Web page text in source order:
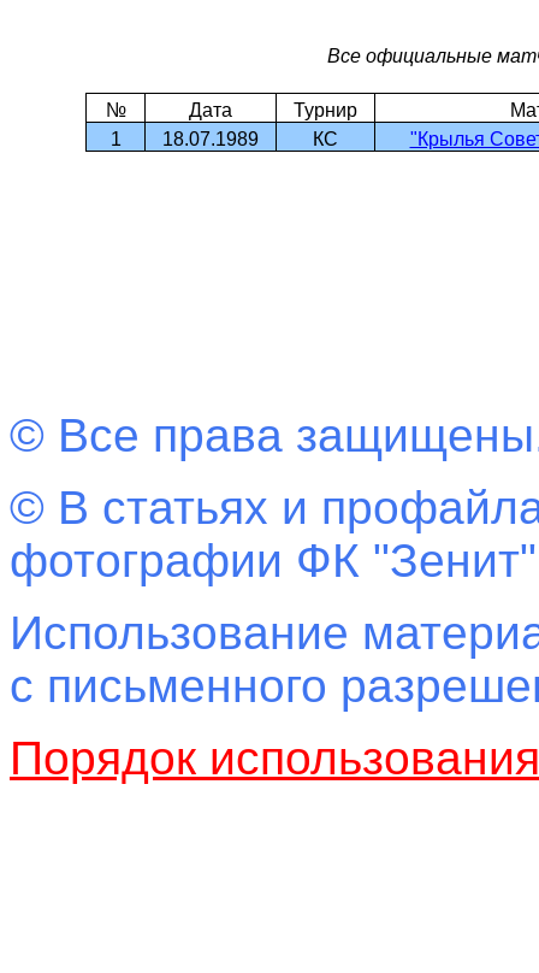
Все официальные
№ Дата Турнир
1
18.07.1989 КС "Крылья
© Все права
© В статьях и
фотографии ФК
Использование
с письменного
Порядок